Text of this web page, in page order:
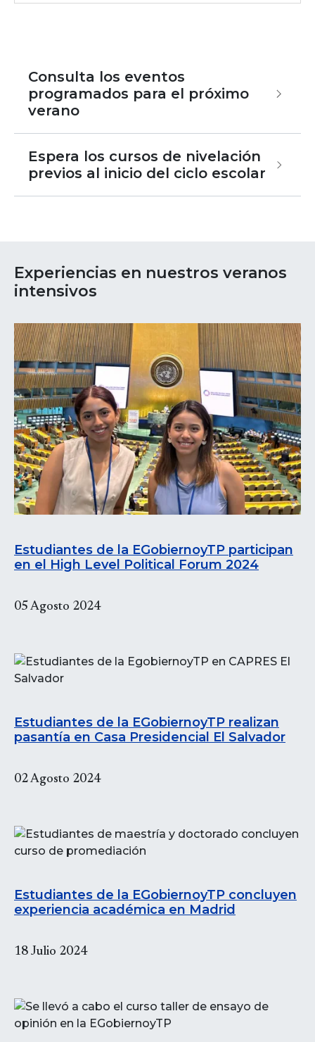
Consulta los eventos
programados para el próximo
verano
Espera los cursos de nivelación
previos al inicio del ciclo escolar
Experiencias en nuestros veranos
intensivos
Estudiantes de la EGobiernoyTP participan
en el High Level Political Forum 2024
05 Agosto 2024
Estudiantes de la EGobiernoyTP realizan
pasantía en Casa Presidencial El Salvador
02 Agosto 2024
Estudiantes de la EGobiernoyTP concluyen
experiencia académica en Madrid
18 Julio 2024